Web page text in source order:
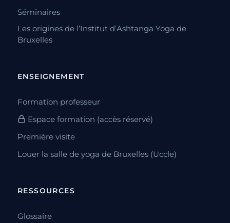
Séminaires
Les origines de l’Institut d’Ashtanga Yoga de
Bruxelles
ENSEIGNEMENT
Formation professeur
Espace formation (accès réservé)
Première visite
Louer la salle de yoga de Bruxelles (Uccle)
RESSOURCES
Glossaire